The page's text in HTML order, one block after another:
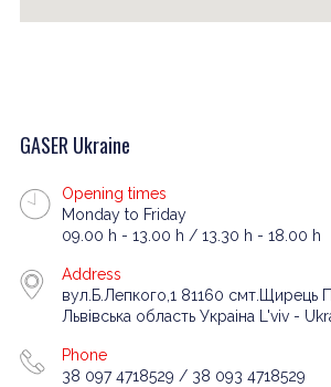
GASER Ukraine
Opening times
Monday to Friday
09.00 h - 13.00 h / 13.30 h - 18.00 h
Address
вул.Б.Лепкого,1 81160 смт.Щирець
Львівська область Украіна L'viv -
Phone
38 097 4718529 / 38 093 4718529